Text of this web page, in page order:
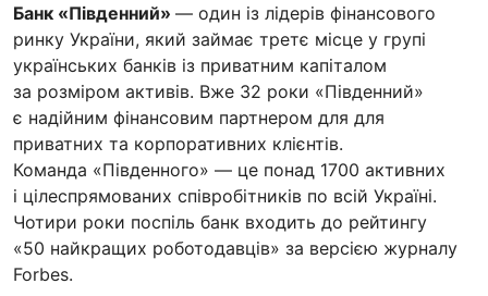
Банк «Південний» — один із лідерів фінансового
ринку України, який займає третє місце у групі
українських банків із приватним капіталом
за розміром активів. Вже 32 роки «Південний»
є надійним фінансовим партнером для для
приватних та корпоративних клієнтів.
Команда «Південного» — це понад 1700 активних
і цілеспрямованих співробітників по всій Україні.
Чотири роки поспіль банк входить до рейтингу
«50 найкращих роботодавців» за версією журналу
Forbes.